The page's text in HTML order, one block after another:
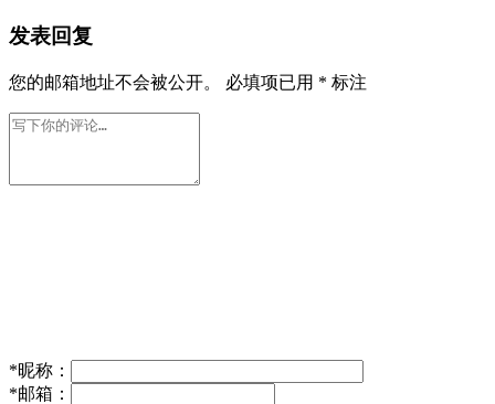
发表回复
您的邮箱地址不会被公开。 必填项已用 * 标注
*昵称：
*邮箱：